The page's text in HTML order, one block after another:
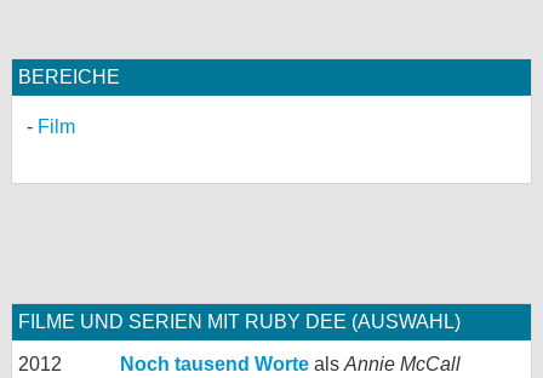
BEREICHE
Film
FILME UND SERIEN MIT RUBY DEE (AUSWAHL)
2012 Noch tausend Worte als Annie McCall